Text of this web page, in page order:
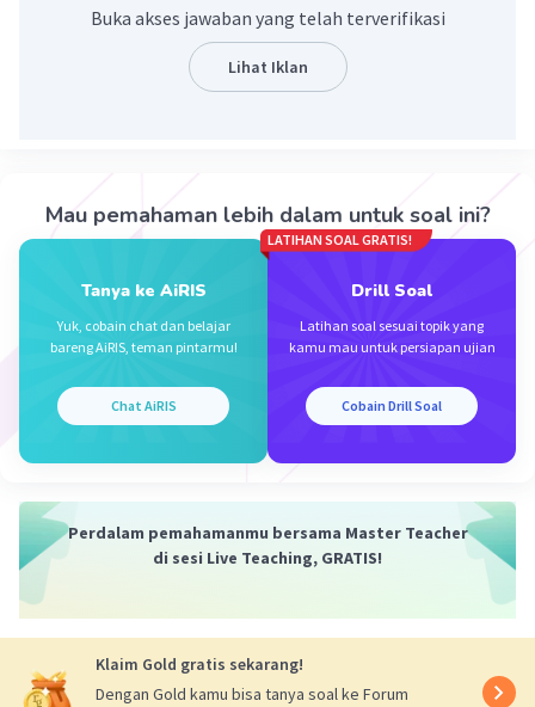
Sumber W Community Level 72
Jawaban terverifikasi
x² - 9 + 20 = 0
= 5 atau x
Karena p > q maka
Disini tidak ada pertanyaannya, jadi jawaban
pertanyaan sesuaikan saja dengan nilai p = 5 dan
Beri Rating·0.0( 0) Balas
Buka akses jawaban yang telah terverifikasi
Lihat Iklan
Mau pemahaman lebih dalam untuk soal ini?
Tanya ke AiRIS
Yuk, cobain chat dan belajar
bareng AiRIS, teman pintarmu!
Chat AiRIS
LATIHAN SOAL GRATIS!
Drill Soal
Latihan soal sesuai topik yang
kamu mau untuk persiapan ujian
Cobain Drill Soal
Perdalam pemahamanmu bersama Master Teacher
di sesi Live Teaching, GRATIS!
Klaim Gold gratis sekarang!
Dengan Gold kamu bisa tanya soal ke Forum